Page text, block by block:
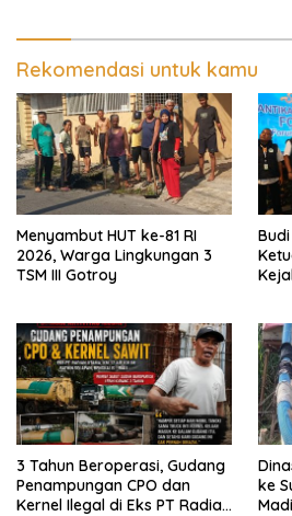
Pemantau dan Pengawas
MBG
Rekomendasi untuk kamu
Menyambut HUT ke-81 RI
2026, Warga Lingkungan 3
TSM III Gotroy
3 Tahun Beroperasi, Gudang
Penampungan CPO dan
Kernel Ilegal di Eks PT Radian
ke